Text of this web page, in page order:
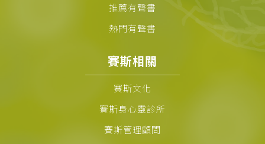
推薦有聲書
熱門有聲書
賽斯相關
賽斯文化
賽斯身心靈診所
賽斯管理顧問